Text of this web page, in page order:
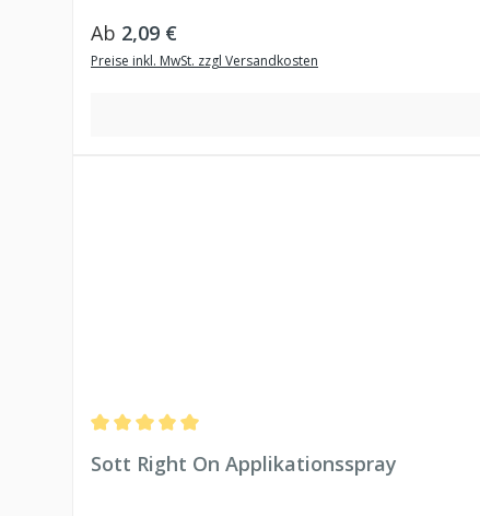
Regulärer Preis:
Ab 2,09 €
Preise inkl. MwSt. zzgl Versandkosten
Sott Right On Applikationsspray